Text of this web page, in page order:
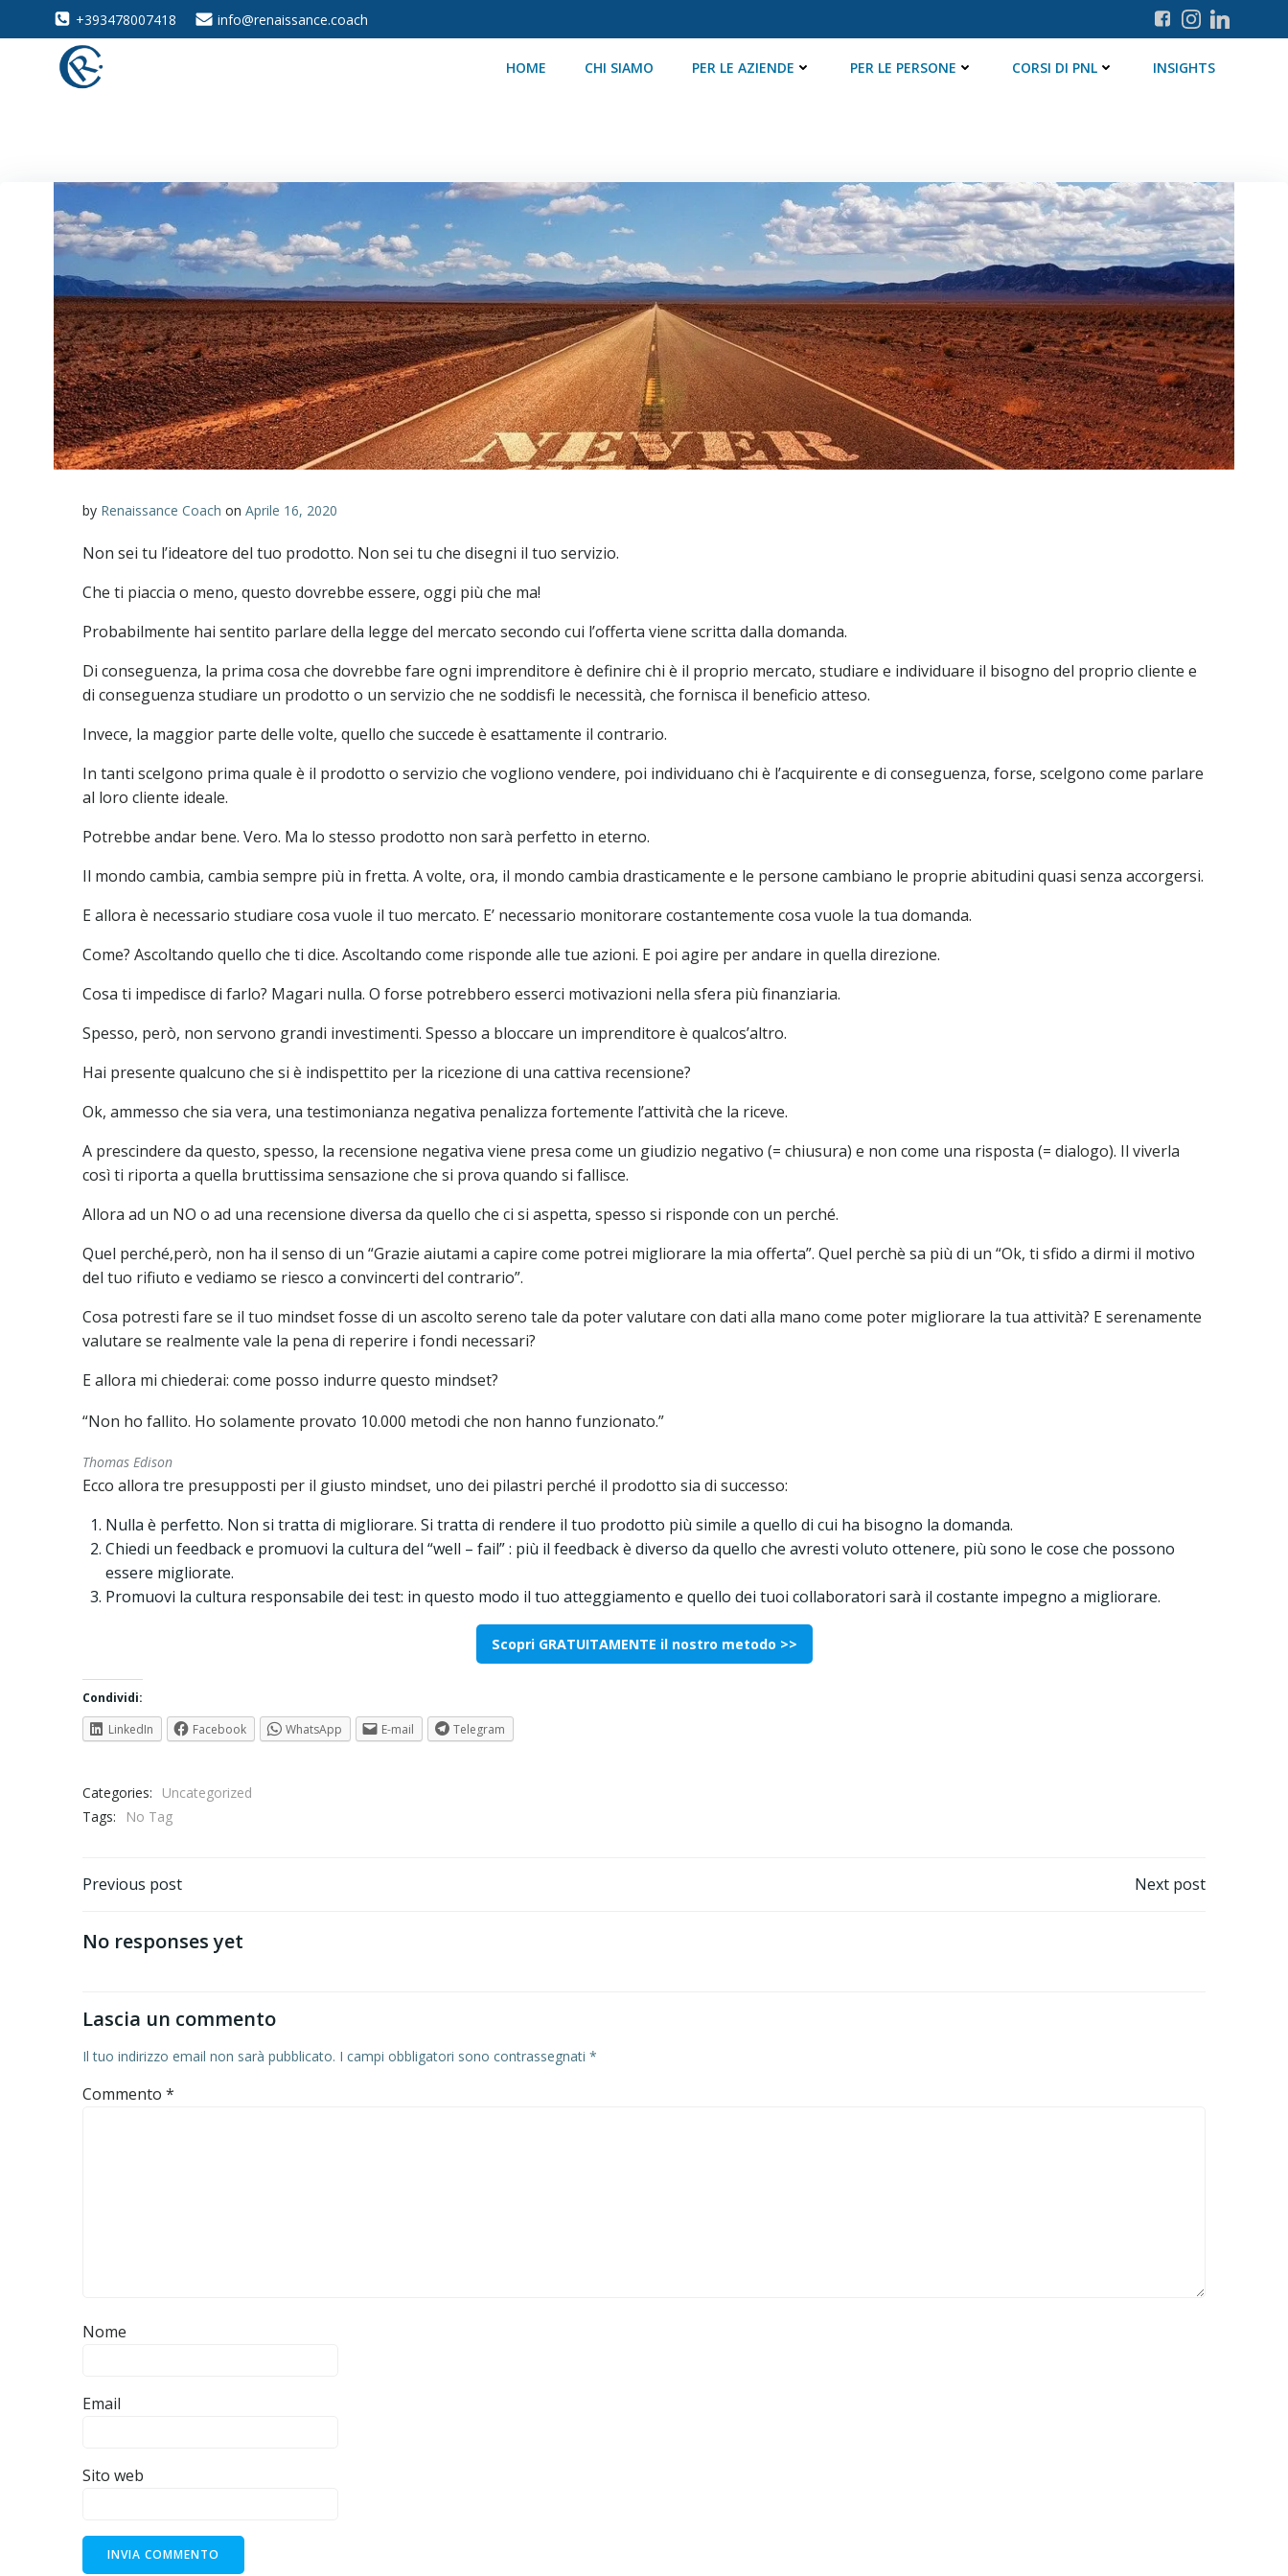
al
contenuto
+393478007418 info@renaissance.coach
HOME CHI SIAMO PER LE AZIENDE PER LE PERSONE CORSI DI PNL INSIGHTS
by Renaissance Coach on Aprile 16, 2020
Non sei tu l’ideatore del tuo prodotto. Non sei tu che disegni il tuo servizio.
Che ti piaccia o meno, questo dovrebbe essere, oggi più che ma!
Probabilmente hai sentito parlare della legge del mercato secondo cui l’offerta viene scritta dalla domanda.
Di conseguenza, la prima cosa che dovrebbe fare ogni imprenditore è definire chi è il proprio mercato, studiare e individuare il bisogno del proprio cliente e
di conseguenza studiare un prodotto o un servizio che ne soddisfi le necessità, che fornisca il beneficio atteso.
Invece, la maggior parte delle volte, quello che succede è esattamente il contrario.
In tanti scelgono prima quale è il prodotto o servizio che vogliono vendere, poi individuano chi è l’acquirente e di conseguenza, forse, scelgono come parlare
al loro cliente ideale.
Potrebbe andar bene. Vero. Ma lo stesso prodotto non sarà perfetto in eterno.
Il mondo cambia, cambia sempre più in fretta. A volte, ora, il mondo cambia drasticamente e le persone cambiano le proprie abitudini quasi senza accorgersi.
E allora è necessario studiare cosa vuole il tuo mercato. E’ necessario monitorare costantemente cosa vuole la tua domanda.
Come? Ascoltando quello che ti dice. Ascoltando come risponde alle tue azioni. E poi agire per andare in quella direzione.
Cosa ti impedisce di farlo? Magari nulla. O forse potrebbero esserci motivazioni nella sfera più finanziaria.
Spesso, però, non servono grandi investimenti. Spesso a bloccare un imprenditore è qualcos’altro.
Hai presente qualcuno che si è indispettito per la ricezione di una cattiva recensione?
Ok, ammesso che sia vera, una testimonianza negativa penalizza fortemente l’attività che la riceve.
A prescindere da questo, spesso, la recensione negativa viene presa come un giudizio negativo (= chiusura) e non come una risposta (= dialogo). Il viverla
così ti riporta a quella bruttissima sensazione che si prova quando si fallisce.
Allora ad un NO o ad una recensione diversa da quello che ci si aspetta, spesso si risponde con un perché.
Quel perché,però, non ha il senso di un “Grazie aiutami a capire come potrei migliorare la mia offerta”. Quel perchè sa più di un “Ok, ti sfido a dirmi il motivo
del tuo rifiuto e vediamo se riesco a convincerti del contrario”.
Cosa potresti fare se il tuo mindset fosse di un ascolto sereno tale da poter valutare con dati alla mano come poter migliorare la tua attività? E serenamente
valutare se realmente vale la pena di reperire i fondi necessari?
E allora mi chiederai: come posso indurre questo mindset?
“Non ho fallito. Ho solamente provato 10.000 metodi che non hanno funzionato.”
Thomas Edison
Ecco allora tre presupposti per il giusto mindset, uno dei pilastri perché il prodotto sia di successo:
Nulla è perfetto. Non si tratta di migliorare. Si tratta di rendere il tuo prodotto più simile a quello di cui ha bisogno la domanda.
Chiedi un feedback e promuovi la cultura del “well – fail” : più il feedback è diverso da quello che avresti voluto ottenere, più sono le cose che possono
essere migliorate.
Promuovi la cultura responsabile dei test: in questo modo il tuo atteggiamento e quello dei tuoi collaboratori sarà il costante impegno a migliorare.
Scopri GRATUITAMENTE il nostro metodo >>
Condividi:
LinkedIn
Facebook WhatsApp E-mail Telegram
Categories:
Uncategorized
Tags:
No Tag
Post
navigation
Previous post Next post
No responses yet
Lascia un commento
Il tuo indirizzo email non sarà pubblicato. I campi obbligatori sono contrassegnati *
Commento *
Nome
Email
Sito web